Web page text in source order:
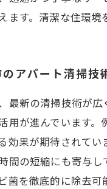
す。清潔な住環
アパート清掃技
最新の清掃技術が
用が進んでいます
効果が期待されて
間の短縮にも寄与
菌を徹底的に除去